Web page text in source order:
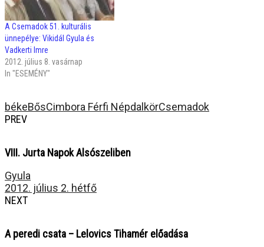
A Csemadok 51. kulturális
ünnepélye: Vikidál Gyula és
Vadkerti Imre
2012. július 8. vasárnap
In "ESEMÉNY"
békeBősCimbora Férfi NépdalkörCsemadok
PREV
VIII. Jurta Napok Alsószeliben
Gyula
2012. július 2. hétfő
NEXT
A peredi csata – Lelovics Tihamér előadása